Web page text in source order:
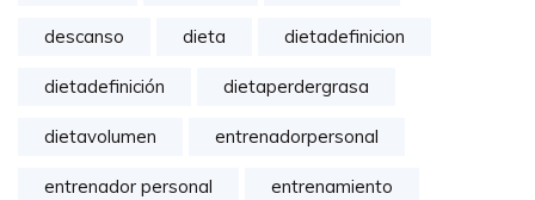
descanso dieta dietadefinicion
dietadefinición dietaperdergrasa
dietavolumen entrenadorpersonal
entrenador personal entrenamiento